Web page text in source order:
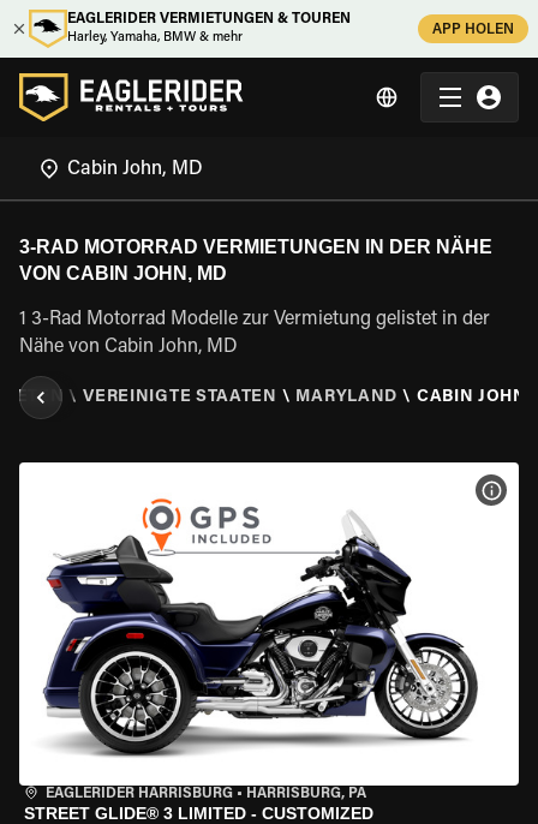
EAGLERIDER VERMIETUNGEN & TOUREN
Harley, Yamaha, BMW & mehr
APP HOLEN
3-RAD MOTORRAD VERMIETUNGEN IN DER NÄHE
VON CABIN JOHN, MD
1 3-Rad Motorrad Modelle zur Vermietung gelistet in der
Nähe von Cabin John, MD
\ VEREINIGTE STAATEN \ MARYLAND \ CABIN JOHN,
EAGLERIDER HARRISBURG • HARRISBURG, PA
STREET GLIDE® 3 LIMITED - CUSTOMIZED